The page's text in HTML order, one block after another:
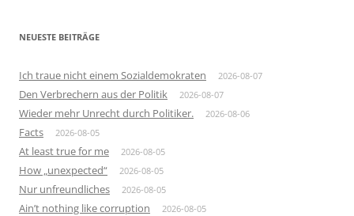
NEUESTE BEITRÄGE
Ich traue nicht einem Sozialdemokraten 2026-08-07
Den Verbrechern aus der Politik 2026-08-07
Wieder mehr Unrecht durch Politiker. 2026-08-06
Facts 2026-08-05
At least true for me 2026-08-05
How „unexpected“ 2026-08-05
Nur unfreundliches 2026-08-05
Ain’t nothing like corruption 2026-08-05